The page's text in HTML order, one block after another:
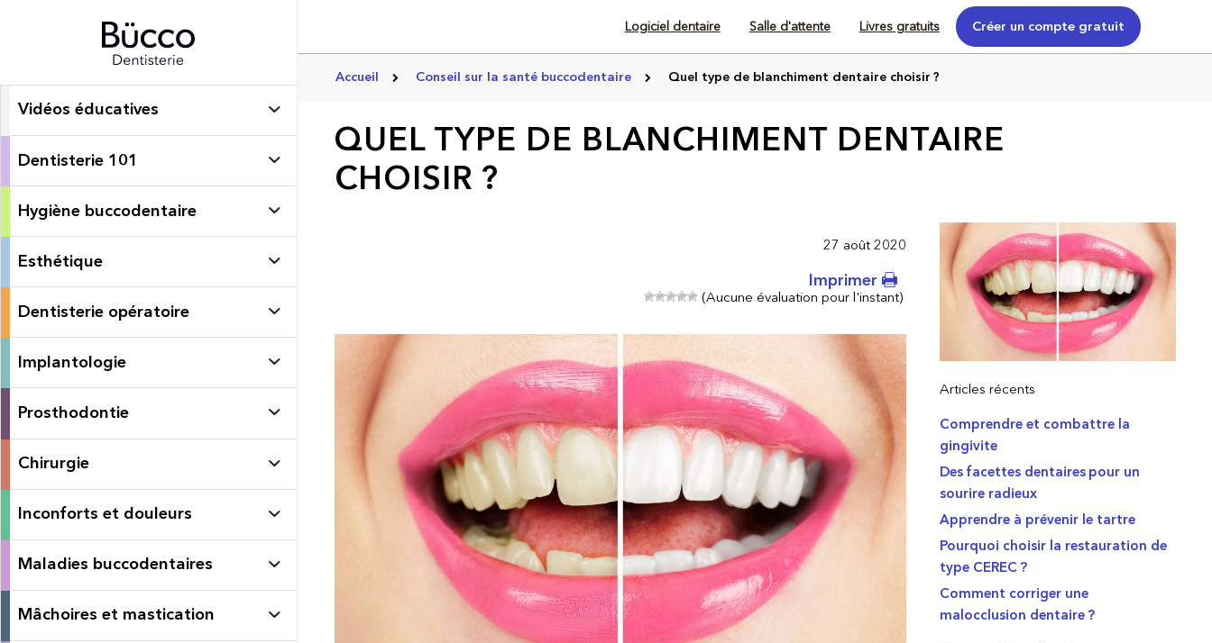
Logiciel dentaire Salle d'attente Livres gratuits Créer un compte gratuit
Vidéos éducatives
Dentisterie 101
Hygiène buccodentaire
Esthétique
Dentisterie opératoire
Implantologie
Prosthodontie
Chirurgie
Inconforts et douleurs
Maladies buccodentaires
Mâchoires et mastication
Accueil Conseil sur la santé buccodentaire Quel type de blanchiment dentaire choisir ?
QUEL TYPE DE BLANCHIMENT DENTAIRE
CHOISIR ?
27 août 2020
Imprimer
(Aucune évaluation pour l'instant)
Articles récents
Comprendre et combattre la
gingivite
Des facettes dentaires pour un
sourire radieux
Apprendre à prévenir le tartre
Pourquoi choisir la restauration de
type CEREC ?
Comment corriger une
malocclusion dentaire ?